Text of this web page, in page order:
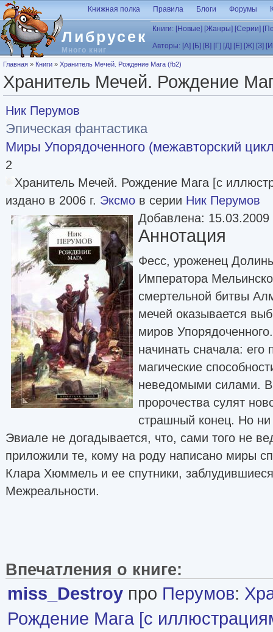
Перейти к основному содержанию
Либрусек
Много книг
Книжная полка Правила Блоги Форумы
Книги: [Новые] [Жанры] [Серии]
Авторы: [А] [Б] [В] [Г] [Д] [Е] [Ж] [З]
Вы здесь
Главная » Книги » Хранитель Мечей. Рождение Мага (fb2)
Хранитель Мечей. Рождение
Ник Перумов
Эпическая фантастика
Миры Упорядоченного (межавторский
2
Хранитель Мечей. Рождение Мага [с
издано в 2006 г. Эксмо в серии Ник Перумов
Добавлена: 15.03.2009
Аннотация
Фесс, уроженец
Императора
смертельной битвы
мечей оказывается
миров
начинать сначала: его
магические
неведомыми силами.
пророчества сулят
страшный конец. Но
Эвиале не догадывается, что, сами того не
приложили те, кому на роду написано миры
Клара Хюммель и ее спутники,
Межреальности.
Впечатления о книге:
miss_Destroy про Перумов:
Рождение Мага [с